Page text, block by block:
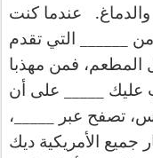
والدماغ. عندما كنت
من التي تقدم
المطعم، فمن مهذبا
عليك على أن
تصفح عبر
،
جميع الأمريكية ديك